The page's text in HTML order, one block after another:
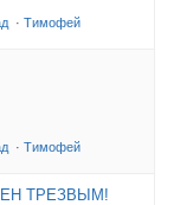
· Тимофей
· Тимофей
ТРЕЗВЫМ!